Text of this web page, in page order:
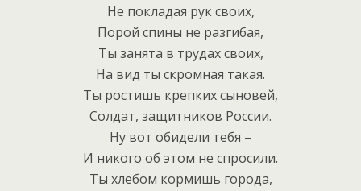
Не покладая рук своих,
Порой спины не разгибая,
Ты занята в трудах своих,
На вид ты скромная такая.
Ты ростишь крепких сыновей,
Солдат, защитников России.
Ну вот обидели тебя –
И никого об этом не спросили.
Ты хлебом кормишь города,